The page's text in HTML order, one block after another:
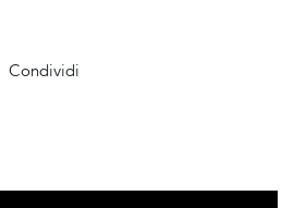
Condividi